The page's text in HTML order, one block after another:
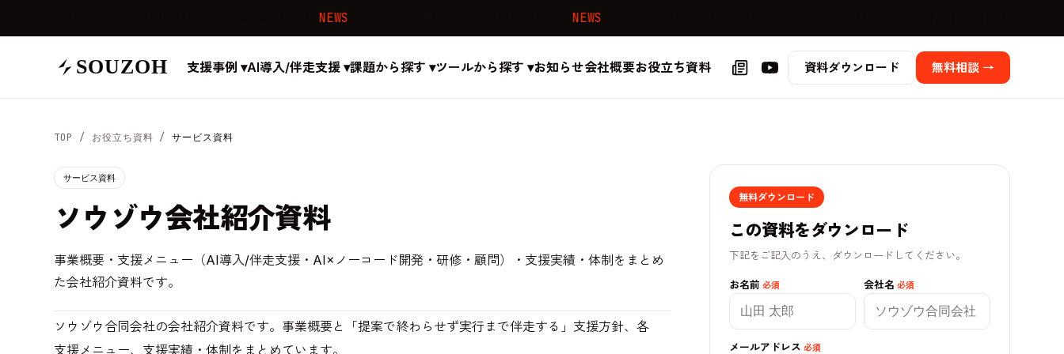
NEWS2025.08.04 NEWS2025.04.15
SOUZOH 支援事例 ▾AI導入/伴走支援 ▾課題から探す ▾ツールから探す ▾お知らせ会社概要お役立ち資料 資料ダウンロード 無料相談 →
TOP / お役立ち資料 /サービス資料
サービス資料
ソウゾウ会社紹介資料
事業概要・支援メニュー（AI導入/伴走支援・AI×ノーコード開発・研修・顧問）・支援実績・体制をまとめ
た会社紹介資料です。
サービス資料
PDF資料
ソウゾウ合同会社の会社紹介資料です。事業概要と「提案で終わらせず実行まで伴走する」支援方針、各
支援メニュー、支援実績・体制をまとめています。
無料ダウンロード
この資料をダウンロード
下記をご記入のうえ、ダウンロードしてください。
お名前 必須 会社名 必須
メールアドレス 必須